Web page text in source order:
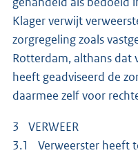
Klager verwijt
zorgregeling zoals
Rotterdam, althans dat
heeft geadviseerd de
daarmee zelf voor
3 VERWEER
3.1 Verweerster heeft